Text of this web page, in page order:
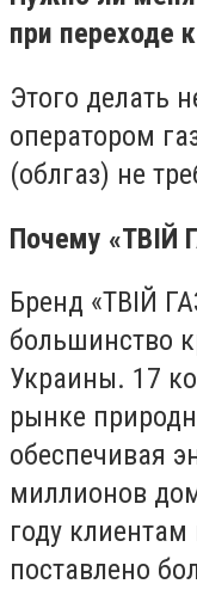
при переходе
Этого делать
оператором
(облгаз) не
Почему «ТВІЙ
Бренд «ТВІЙ
большинство
Украины. 17
рынке
обеспечивая
миллионов
году
поставлено